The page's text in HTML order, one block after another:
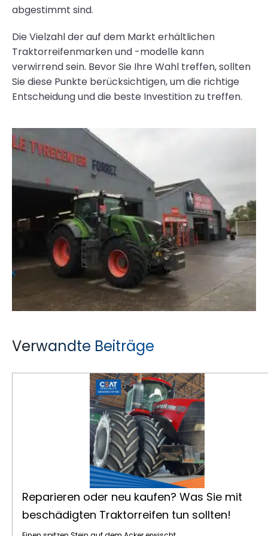
abgestimmt sind.
Die Vielzahl der auf dem Markt erhältlichen
Traktorreifenmarken und -modelle kann
verwirrend sein. Bevor Sie Ihre Wahl treffen, sollten
Sie diese Punkte berücksichtigen, um die richtige
Entscheidung und die beste Investition zu treffen.
Verwandte Beiträge
Reparieren oder neu kaufen? Was Sie mit
beschädigten Traktorreifen tun sollten!